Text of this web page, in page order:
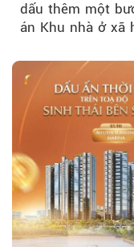
dấu thêm một
án Khu nhà ở xã